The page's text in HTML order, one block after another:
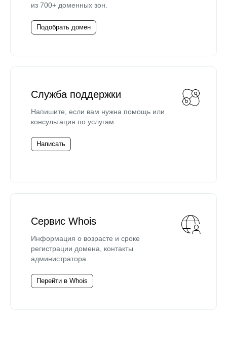
из 700+ доменных зон.
Подобрать домен
Служба поддержки
Напишите, если вам нужна помощь или
консультация по услугам.
Написать
Сервис Whois
Информация о возрасте и сроке
регистрации домена, контакты
администратора.
Перейти в Whois